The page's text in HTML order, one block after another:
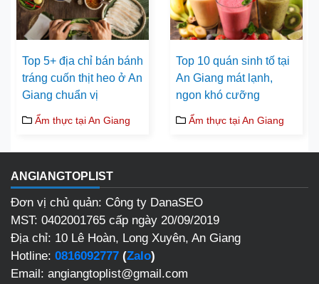
Top 5+ địa chỉ bán bánh
tráng cuốn thịt heo ở An
Giang chuẩn vị
Ẩm thực tại An Giang
Top 10 quán sinh tố tại
An Giang mát lạnh,
ngon khó cưỡng
Ẩm thực tại An Giang
ANGIANGTOPLIST
Đơn vị chủ quản: Công ty DanaSEO
MST: 0402001765 cấp ngày 20/09/2019
Địa chỉ: 10 Lê Hoàn, Long Xuyên, An Giang
Hotline: 0816092777 (Zalo)
Email: angiangtoplist@gmail.com